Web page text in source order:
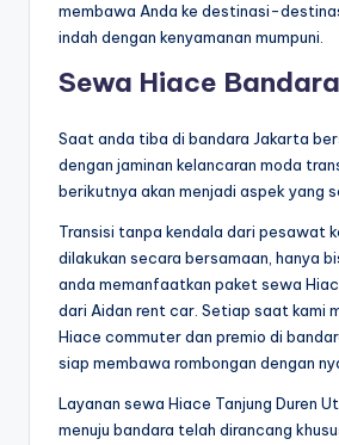
membawa Anda ke destinasi-
indah dengan kenyamanan mumpuni.
Sewa Hiace
Saat anda tiba di bandara Jakarta
dengan jaminan kelancaran moda
berikutnya akan menjadi aspek yang
Transisi tanpa kendala dari pesawat
dilakukan secara bersamaan, hanya
anda memanfaatkan paket sewa
dari Aidan rent car. Setiap saat kami
Hiace commuter dan premio di
siap membawa rombongan dengan
Layanan sewa Hiace Tanjung Duren
menuju bandara telah dirancang